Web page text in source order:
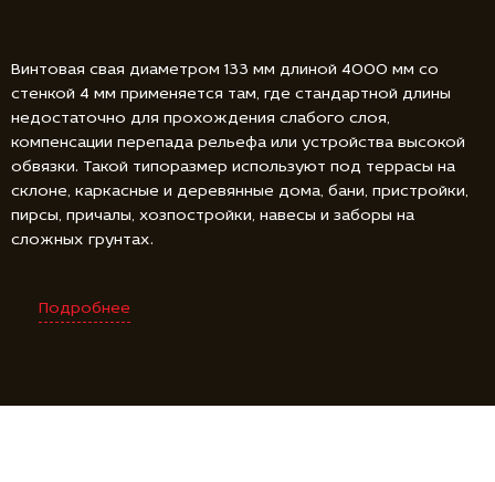
Винтовая свая диаметром 133 мм длиной 4000 мм со
стенкой 4 мм применяется там, где стандартной длины
недостаточно для прохождения слабого слоя,
компенсации перепада рельефа или устройства высокой
обвязки. Такой типоразмер используют под террасы на
склоне, каркасные и деревянные дома, бани, пристройки,
пирсы, причалы, хозпостройки, навесы и заборы на
сложных грунтах.
Подробнее